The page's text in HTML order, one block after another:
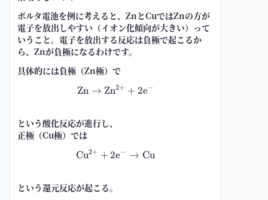
ボルタ電池を例に考えると、ZnとCuではZnの方が
電子を放出しやすい（イオン化傾向が大きい）って
いうこと。電子を放出する反応は負極で起こるか
ら、Znが負極になるわけです。
具体的には負極（Zn極）で
\mathrm{Zn \to Zn^{2+} +
Zn → Zn2+ + 2e−
という酸化反応が進行し、
正極（Cu極）では
\mathrm{Cu^{2+} + 2e^- \to
Cu2+ +2e− → Cu
という還元反応が起こる。